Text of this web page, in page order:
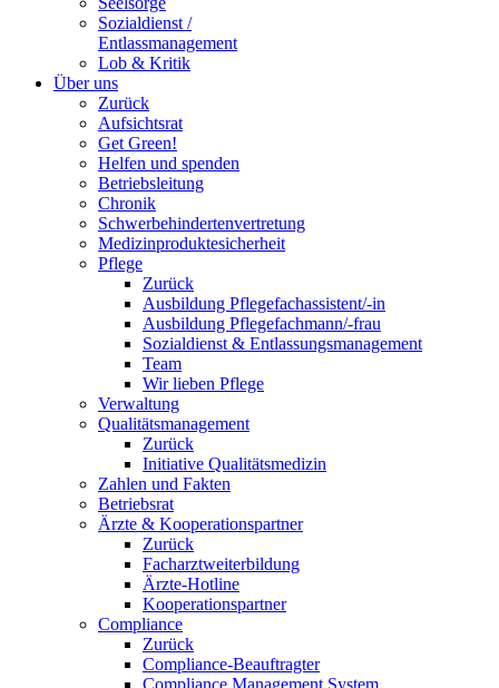
Sozialdienst /
Entlassmanagement
Lob & Kritik
Über uns
Zurück
Aufsichtsrat
Get Green!
Helfen und spenden
Betriebsleitung
Chronik
Schwerbehindertenvertretung
Medizinproduktesicherheit
Pflege
Zurück
Ausbildung Pflegefachassistent/-in
Ausbildung Pflegefachmann/-frau
Sozialdienst & Entlassungsmanagement
Team
Wir lieben Pflege
Verwaltung
Qualitätsmanagement
Zurück
Initiative Qualitätsmedizin
Zahlen und Fakten
Betriebsrat
Ärzte & Kooperationspartner
Zurück
Facharztweiterbildung
Ärzte-Hotline
Kooperationspartner
Compliance
Zurück
Compliance-Beauftragter
Compliance Management System